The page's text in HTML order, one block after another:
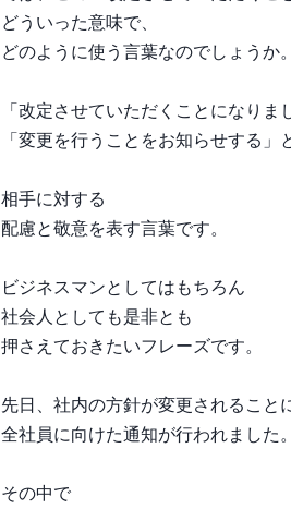
どういった意味で、
どのように使う言葉なのでしょうか。
「改定させていただくことになりま
「変更を行うことをお知らせする」
相手に対する
配慮と敬意を表す言葉です。
ビジネスマンとしてはもちろん
社会人としても是非とも
押さえておきたいフレーズです。
先日、社内の方針が変更されること
全社員に向けた通知が行われました。
その中で